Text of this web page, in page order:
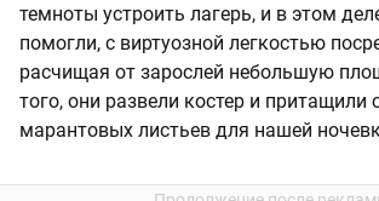
темноты устроить лагерь, и в этом
помогли, с виртуозной легкостью
расчищая от зарослей небольшую
того, они развели костер и притащили
марантовых листьев для нашей